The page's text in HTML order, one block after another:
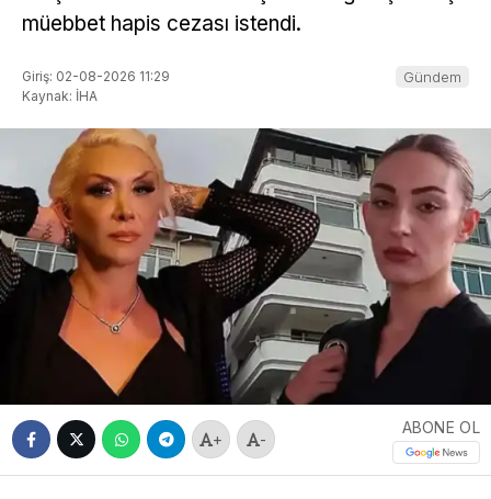
müebbet hapis cezası istendi.
Giriş: 02-08-2026 11:29
Kaynak: İHA
Gündem
+ -
ABONE OL